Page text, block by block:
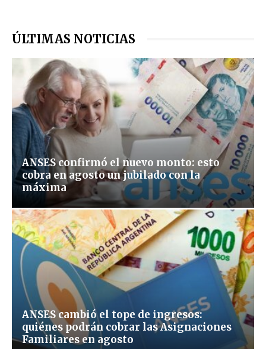
ÚLTIMAS NOTICIAS
ANSES confirmó el nuevo monto: esto
cobra en agosto un jubilado con la
máxima
ANSES cambió el tope de ingresos:
quiénes podrán cobrar las Asignaciones
Familiares en agosto